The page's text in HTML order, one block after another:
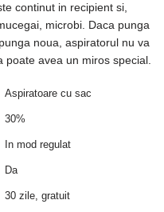
continut in recipient si,
microbi. Daca punga
noua, aspiratorul nu va
avea un miros special.
Aspiratoare cu sac
30%
In mod regulat
Da
30 zile, gratuit